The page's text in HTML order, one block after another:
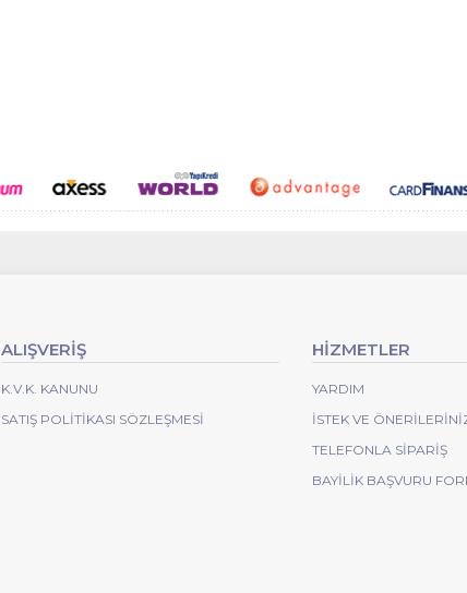
ALIŞVERİŞ
K.V.K. KANUNU
SATIŞ POLITIKASI SÖZLEŞMESI
HİZMETLER
YARDIM
İSTEK VE
TELEFONLA SIPARIŞ
BAYILIK BAŞVURU